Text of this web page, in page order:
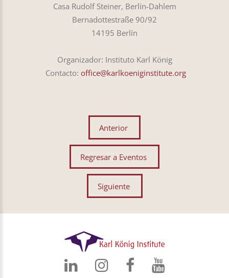
Casa Rudolf Steiner, Berlín-Dahlem
Bernadottestraße 90/92
14195 Berlín
Organizador: Instituto Karl König
Contacto: office@karlkoeniginstitute.org
Anterior
Regresar a Eventos
Siguiente